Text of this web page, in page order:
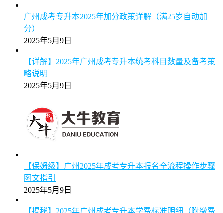
广州成考专升本2025年加分政策详解（满25岁自动加
分）
2025年5月9日